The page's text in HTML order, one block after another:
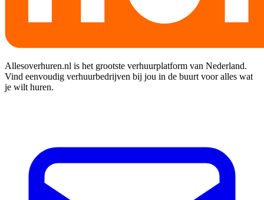
Allesoverhuren.nl is het grootste verhuurplatform van Nederland.
Vind eenvoudig verhuurbedrijven bij jou in de buurt voor alles wat
je wilt huren.